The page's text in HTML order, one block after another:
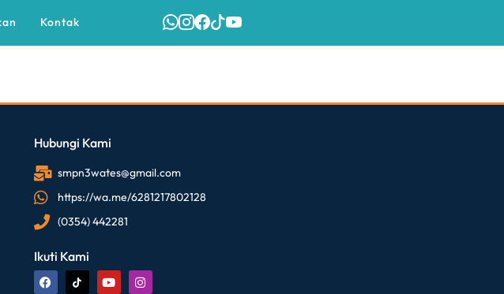
Kontak
Hubungi Kami
smpn3wates@gmail.com
https://wa.me/6281217802128
(0354) 442281
Ikuti Kami